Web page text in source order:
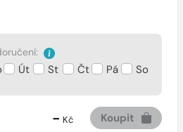
Út St Čt Pá So
- Kč Koupit